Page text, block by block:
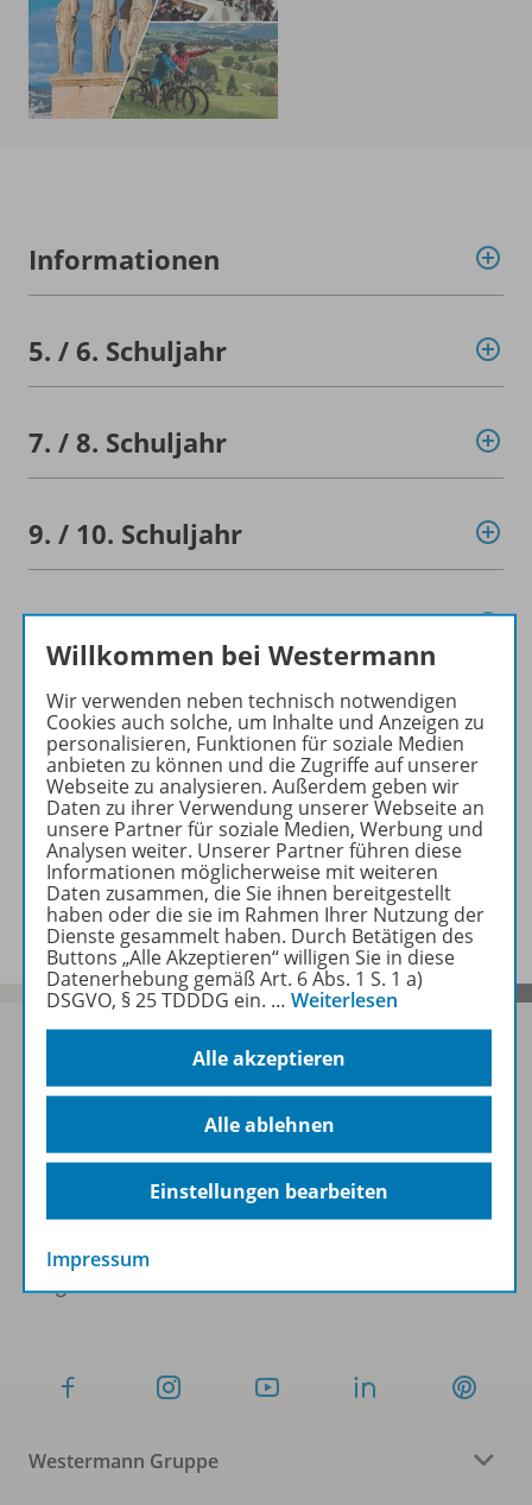
Informationen
5. / 6. Schuljahr
7. / 8. Schuljahr
9. / 10. Schuljahr
Konzept
Ergänzende Materialien
Planungshilfen
Benachrichtigungs-Service
Sofort profitieren
Zum Newsletter anmelden
Folgen Sie uns auf Social Media
Westermann Gruppe
Willkommen bei Westermann
Wir verwenden neben technisch notwendigen
Cookies auch solche, um Inhalte und Anzeigen zu
personalisieren, Funktionen für soziale Medien
anbieten zu können und die Zugriffe auf unserer
Webseite zu analysieren. Außerdem geben wir
Daten zu ihrer Verwendung unserer Webseite an
unsere Partner für soziale Medien, Werbung und
Analysen weiter. Unserer Partner führen diese
Informationen möglicherweise mit weiteren
Daten zusammen, die Sie ihnen bereitgestellt
haben oder die sie im Rahmen Ihrer Nutzung der
Dienste gesammelt haben. Durch Betätigen des
Buttons „Alle Akzeptieren“ willigen Sie in diese
Datenerhebung gemäß Art. 6 Abs. 1 S. 1 a)
DSGVO, § 25 TDDDG ein. … Weiterlesen
Alle akzeptieren
Alle ablehnen
Einstellungen bearbeiten
Impressum